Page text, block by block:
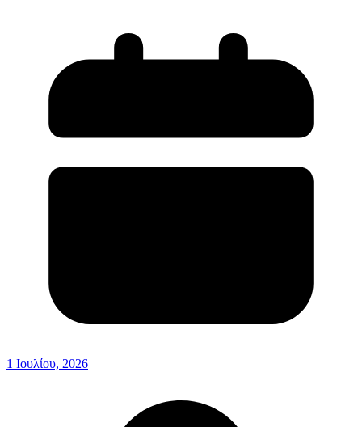
1 Ιουλίου, 2026